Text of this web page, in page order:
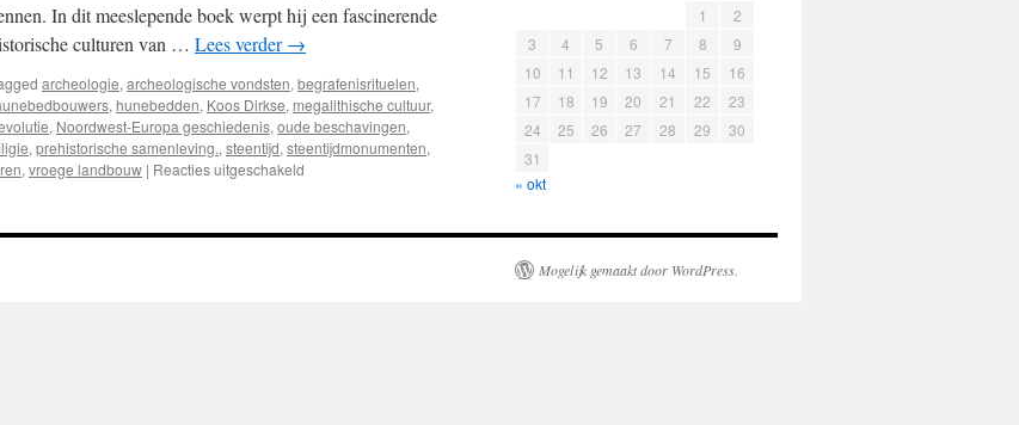
In dit meeslepende boek werpt hij een fascinerende
culturen van … Lees verder→
archeologie, archeologische vondsten, begrafenisrituelen,
, hunebedden, Koos Dirkse, megalithische cultuur,
, Noordwest-Europa geschiedenis, oude beschavingen,
, prehistorische samenleving., steentijd, steentijdmonumenten,
, vroege landbouw | Reacties uitgeschakeld
Trechterbekervolk,
1
2
3
4 5 6 7 8
9
10
11 12 13 14 15
16
17
18 19 20 21 22
23
24
25 26 27 28 29
30
31
« okt
Mogelijk gemaakt door WordPress.